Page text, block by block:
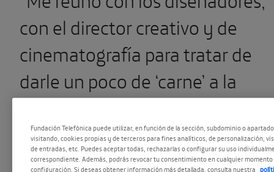
con el director creativo y de
cinematografía para tratar de
darle un poco de ‘carne’ a la
mecánica del juego. Cuando la
historia está un poco
desarrollada,trato de rellenar
Fundación Telefónica puede utilizar, en función de la sección, subdominio o
visitando, cookies propias y de terceros para fines analíticos, de personalización,
de entradas, etc. Puedes aceptar todas, rechazarlas o configurar su uso
correspondiente. Además, podrás revocar tu consentimiento en cualquier momento
configuración. Si deseas obtener información más detallada, consulta nuestra